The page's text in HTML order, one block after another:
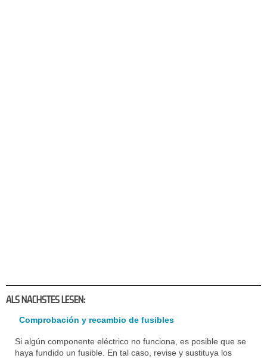
ALS NACHSTES LESEN:
Comprobación y recambio de fusibles
Si algún componente eléctrico no funciona, es posible que se
haya fundido un fusible. En tal caso, revise y sustituya los